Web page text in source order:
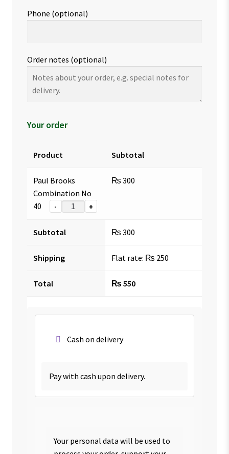
Phone (optional)
Order notes (optional)
Your order
Product Subtotal
Paul Brooks
Combination No
40
- +
₨ 300
Subtotal ₨ 300
Shipping Flat rate: ₨ 250
Total ₨ 550
Cash on delivery
Pay with cash upon delivery.
Your personal data will be used to